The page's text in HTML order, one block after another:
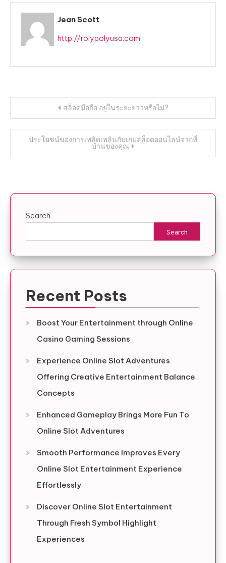
Jean Scott
http://rolypolyusa.com
navigation
สล็อตมือถือ อยู่ในระยะยาวหรือไม่?
ประโยชน์ของการเพลิดเพลินกับเกมสล็อตออนไลน์จากที่
บ้านของคุณ
Search
Search
Recent Posts
Boost Your Entertainment through Online
Casino Gaming Sessions
Experience Online Slot Adventures
Offering Creative Entertainment Balance
Concepts
Enhanced Gameplay Brings More Fun To
Online Slot Adventures
Smooth Performance Improves Every
Online Slot Entertainment Experience
Effortlessly
Discover Online Slot Entertainment
Through Fresh Symbol Highlight
Experiences